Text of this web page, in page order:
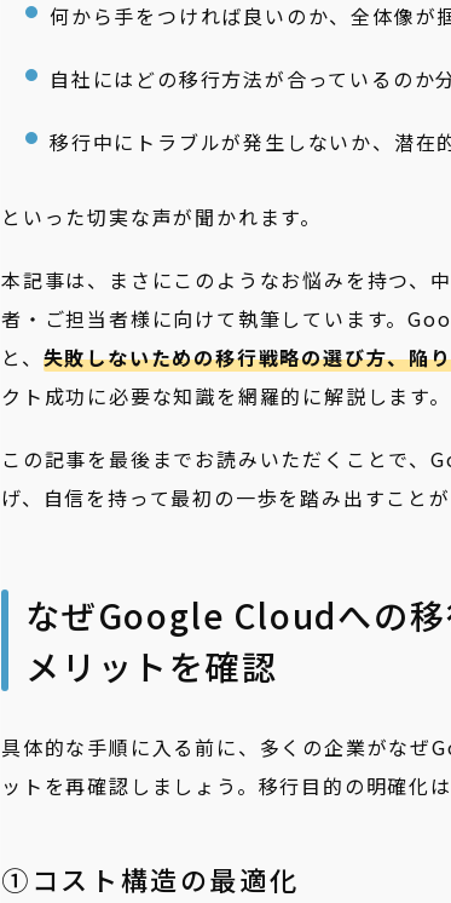
何から手をつければ良いのか、全体像が
自社にはどの移行方法が合っているのか
移行中にトラブルが発生しないか、潜在
といった切実な声が聞かれます。
本記事は、まさにこのようなお悩みを持つ、
者・ご担当者様に向けて執筆しています。
と、 失敗しないための移行戦略の選び方、陥
クト成功に必要な知識を網羅的に解説します。
この記事を最後までお読みいただくことで
げ、自信を持って最初の一歩を踏み出すことが
なぜGoogle Cloudへの
メリットを確認
具体的な手順に入る前に、多くの企業がな
ットを再確認しましょう。移行目的の明確化
①コスト構造の最適化